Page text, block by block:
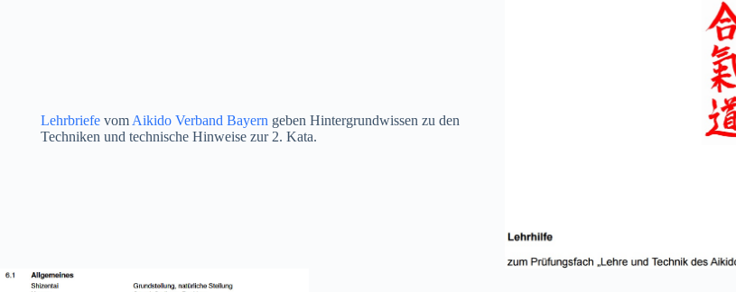
Lehrbriefevom Aikido Verband Bayern geben Hintergrundwissen zu den
Techniken und technische Hinweise zur 2. Kata.